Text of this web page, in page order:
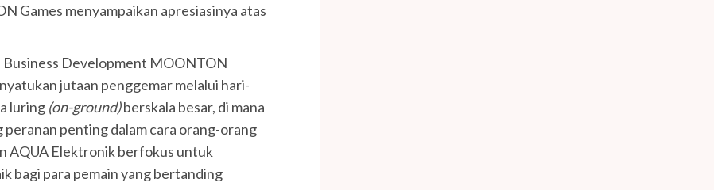
Games menyampaikan apresiasinya atas
Development MOONTON
jutaan penggemar melalui hari-
luring (on-ground)berskala besar, di mana
peranan penting dalam cara orang-orang
AQUA Elektronik berfokus untuk
bagi para pemain yang bertanding